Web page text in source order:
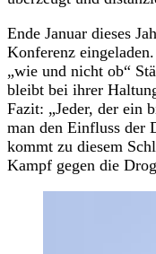
Ende Januar dieses
Konferenz
„wie und nicht ob“
bleibt bei ihrer
Fazit: „Jeder, der ein
man den Einfluss der
kommt zu diesem
Kampf gegen die